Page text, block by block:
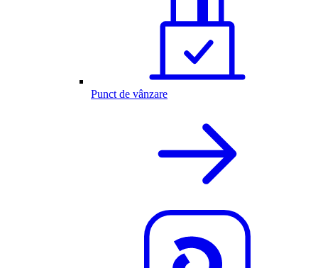
Punct de vânzare